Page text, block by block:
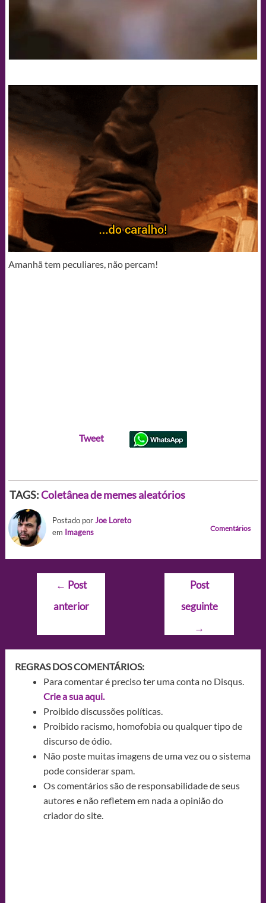
Amanhã tem peculiares, não percam!
Tweet
TAGS:Coletânea de memes aleatórios
Postado porJoe Loreto
em Imagens Comentários
Navegação
Post
← Post
anterior
Post
seguinte
→
REGRAS DOS COMENTÁRIOS:
Para comentar é preciso ter uma conta no Disqus.
Crie a sua aqui.
Proibido discussões políticas.
Proibido racismo, homofobia ou qualquer tipo de
discurso de ódio.
Não poste muitas imagens de uma vez ou o sistema
pode considerar spam.
Os comentários são de responsabilidade de seus
autores e não refletem em nada a opinião do
criador do site.